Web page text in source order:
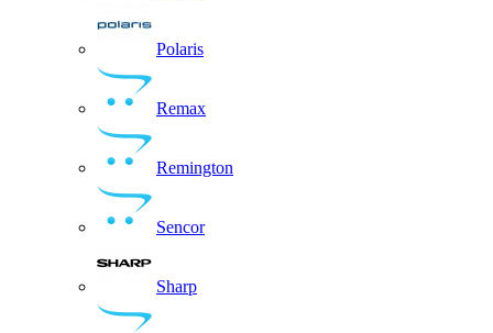
Polaris
Remax
Remington
Sencor
Sharp